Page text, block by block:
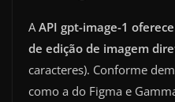
AAPI gpt-image-1
de edição de imagem
caracteres). Conforme
como a do Figma e